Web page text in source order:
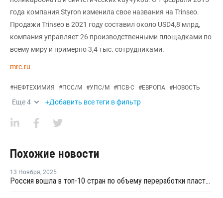
года компания Styron изменила свое названия на Trinseo.
Продажи Trinseo в 2021 году составил около USD4,8 млрд,
компания управляет 26 производственными площадками по
всему миру и примерно 3,4 тыс. сотрудниками.
mrc.ru
#НЕФТЕХИМИЯ #ПСС/М #УПС/М #ПСВ-С #ЕВРОПА #НОВОСТЬ
Еще4 +Добавить все теги в фильтр
Похожие новости
13 Ноября, 2025
Россия вошла в топ-10 стран по объему переработки пластмасс за 2024 год